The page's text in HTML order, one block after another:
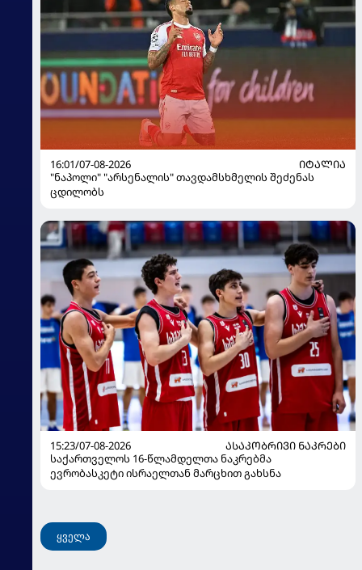
16:01/07-08-2026
ᲘᲢᲐᲚᲘᲐ
"ნაპოლი" "არსენალის" თავდამსხმელის შეძენას
ცდილობს
15:23/07-08-2026
ᲐᲡᲐᲙᲝᲑᲠᲘᲕᲘ ᲜᲐᲙᲠᲔᲑᲘ
საქართველოს 16-წლამდელთა ნაკრებმა
ევრობასკეტი ისრაელთან მარცხით გახსნა
ყველა